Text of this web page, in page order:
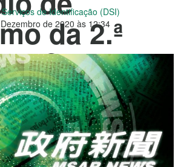
da 2.ª
DSI
de Identificação (DSI)
de 2020 às 12:34